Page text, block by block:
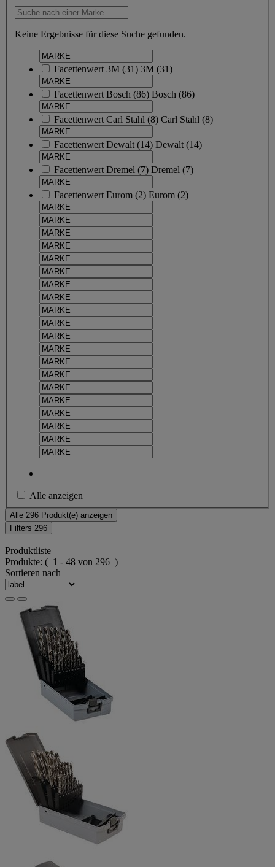
Keine Ergebnisse für diese Suche gefunden.
Facettenwert 3M (31) 3M (31)
Facettenwert Bosch (86) Bosch (86)
Facettenwert Carl Stahl (8) Carl Stahl (8)
Facettenwert Dewalt (14) Dewalt (14)
Facettenwert Dremel (7) Dremel (7)
Facettenwert Eurom (2) Eurom (2)
Alle anzeigen
Alle 296 Produkt(e) anzeigen
Filters 296
Produktliste
Produkte: ( 1 - 48 von 296 )
Sortieren nach